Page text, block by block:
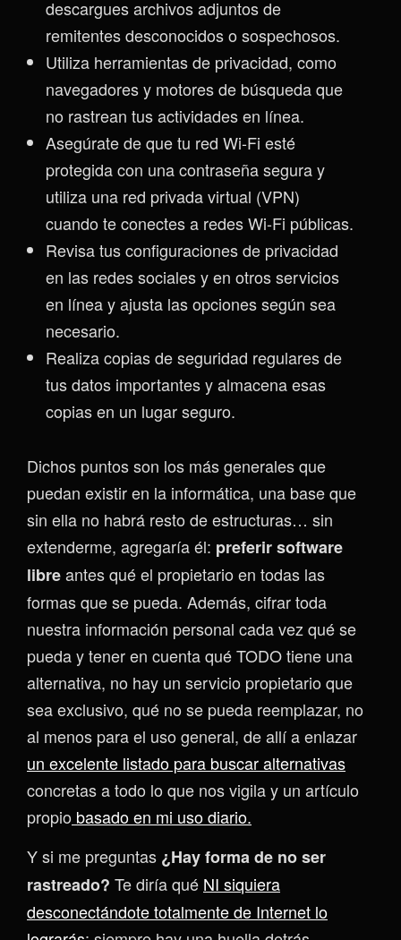
descargues archivos adjuntos de
remitentes desconocidos o sospechosos.
Utiliza herramientas de privacidad, como
navegadores y motores de búsqueda que
no rastrean tus actividades en línea.
Asegúrate de que tu red Wi-Fi esté
protegida con una contraseña segura y
utiliza una red privada virtual (VPN)
cuando te conectes a redes Wi-Fi públicas.
Revisa tus configuraciones de privacidad
en las redes sociales y en otros servicios
en línea y ajusta las opciones según sea
necesario.
Realiza copias de seguridad regulares de
tus datos importantes y almacena esas
copias en un lugar seguro.
Dichos puntos son los más generales que
puedan existir en la informática, una base que
sin ella no habrá resto de estructuras… sin
extenderme, agregaría él: preferir software
libreantes qué el propietario en todas las
formas que se pueda. Además, cifrar toda
nuestra información personal cada vez qué se
pueda y tener en cuenta qué TODO tiene una
alternativa, no hay un servicio propietario que
sea exclusivo, qué no se pueda reemplazar, no
al menos para el uso general, de allí a enlazar
un excelente listado para buscar alternativas
concretas a todo lo que nos vigila y un artículo
propio basado en mi uso diario.
Y si me preguntas ¿Hay forma de no ser
rastreado? Te diría qué NI siquiera
desconectándote totalmente de Internet lo